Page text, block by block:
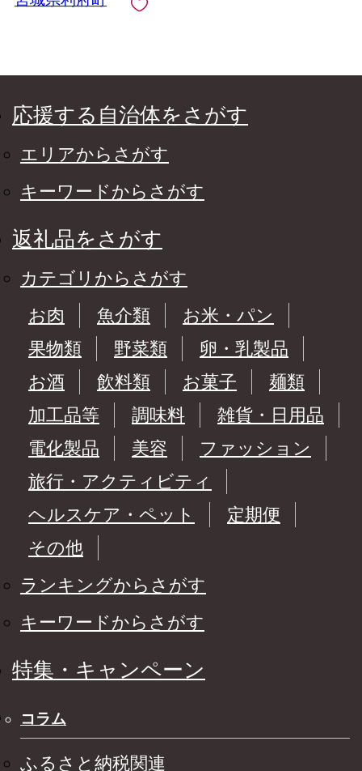
応援する自治体をさがす
エリアからさがす
キーワードからさがす
返礼品をさがす
カテゴリからさがす
お肉
魚介類
お米・パン
果物類
野菜類
卵・乳製品
お酒
飲料類 お菓子
麺類
加工品等
調味料
雑貨・日用品
電化製品
美容
ファッション
旅行・アクティビティ
ヘルスケア・ペット
定期便
その他
ランキングからさがす
キーワードからさがす
特集・キャンペーン
コラム
ふるさと納税関連